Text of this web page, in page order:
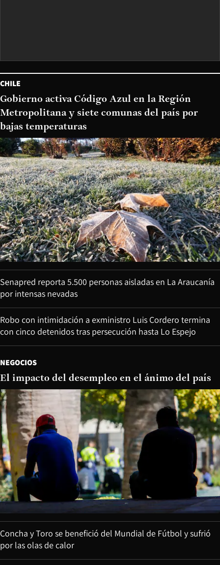
CHILE
Gobierno activa Código Azul en la Región
Metropolitana y siete comunas del país por
bajas temperaturas
Senapred reporta 5.500 personas aisladas en La Araucanía
por intensas nevadas
Robo con intimidación a exministro Luis Cordero termina
con cinco detenidos tras persecución hasta Lo Espejo
NEGOCIOS
El impacto del desempleo en el ánimo del país
Concha y Toro se benefició del Mundial de Fútbol y sufrió
por las olas de calor